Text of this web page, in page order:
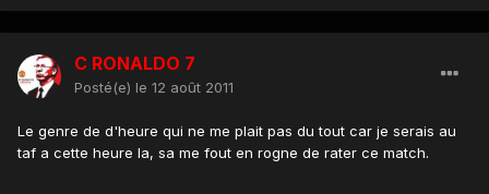
C RONALDO 7
Posté(e) le 12 août 2011
Le genre de d'heure qui ne me plait pas du tout car je serais au
taf a cette heure la, sa me fout en rogne de rater ce match.